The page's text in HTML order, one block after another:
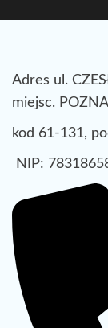
Adres ul.
miejsc.
kod 61-131,
NIP: